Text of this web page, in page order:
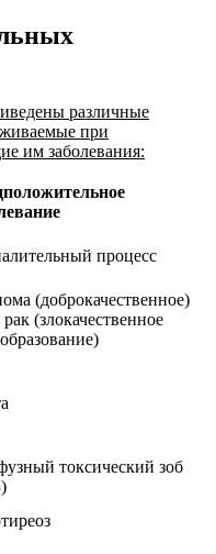
различные
при
им заболевания:
процесс
(доброкачественное)
(злокачественное
токсический зоб